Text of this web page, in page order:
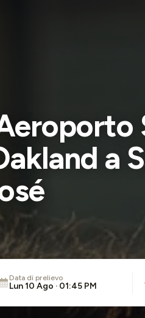
a
Data di prelievo
Lun 10 Ago · 01:45 PM